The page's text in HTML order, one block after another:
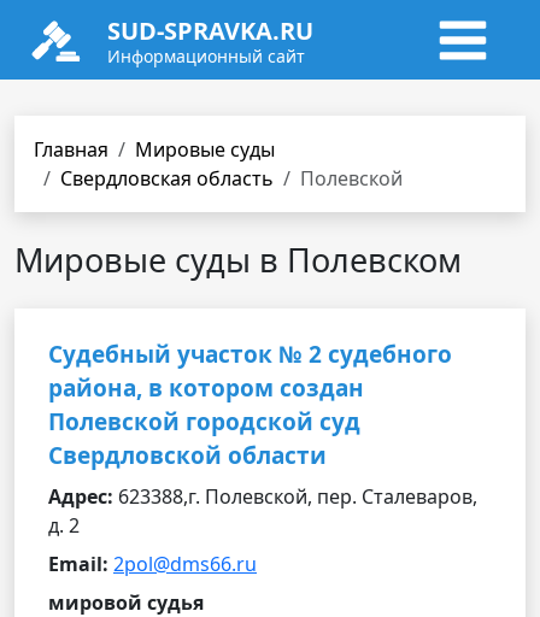
SUD-SPRAVKA.RU
Информационный сайт
Главная
Мировые суды
Свердловская область
Полевской
Мировые суды в Полевском
Судебный участок № 2 судебного
района, в котором создан
Полевской городской суд
Свердловской области
Адрес: 623388,г. Полевской, пер. Сталеваров,
д. 2
Email: 2pol@dms66.ru
мировой судья